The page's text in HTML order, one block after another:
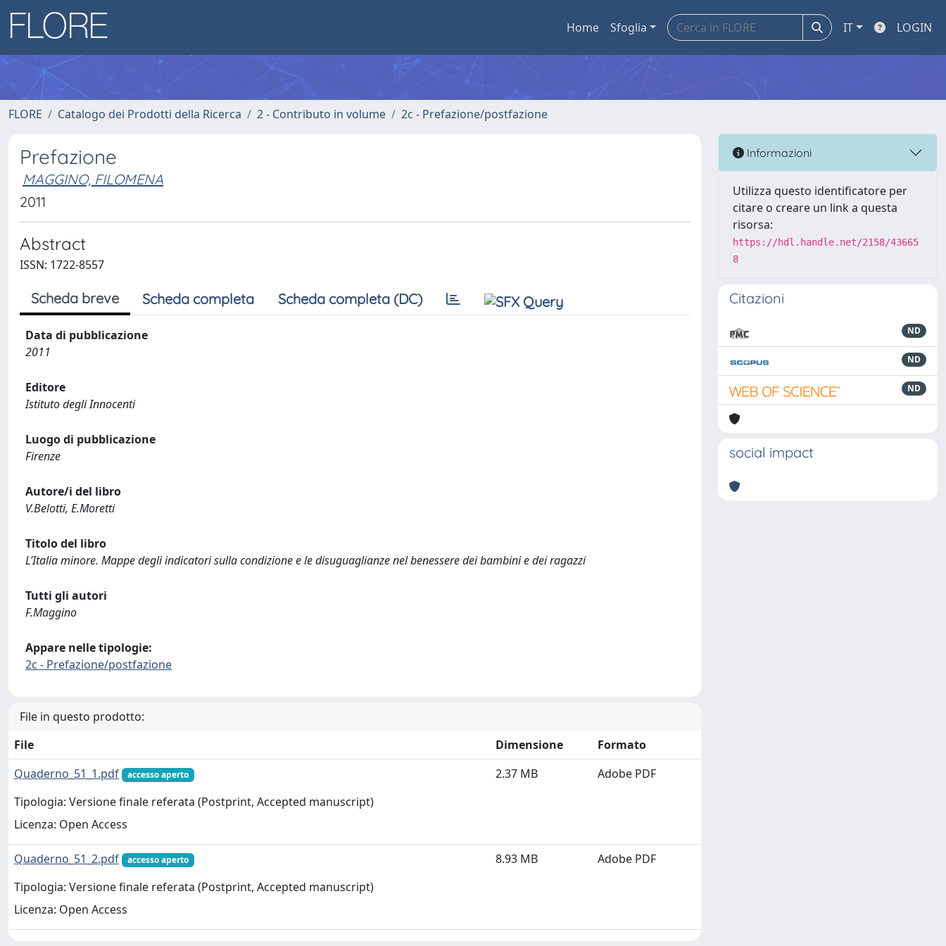
Home Sfoglia IT LOGIN
FLORE Catalogo dei Prodotti della Ricerca 2 - Contributo in volume 2c - Prefazione/postfazione
Prefazione
MAGGINO, FILOMENA
2011
Abstract
ISSN: 1722-8557
Scheda breve Scheda completa Scheda completa (DC)
Data di pubblicazione
2011
Editore
Istituto degli Innocenti
Luogo di pubblicazione
Firenze
Autore/i del libro
V.Belotti, E.Moretti
Titolo del libro
L’Italia minore. Mappe degli indicatori sulla condizione e le disuguaglianze nel benessere dei bambini e dei ragazzi
Tutti gli autori
F.Maggino
Appare nelle tipologie:
2c - Prefazione/postfazione
File in questo prodotto:
File
Dimensione
Formato
Quaderno_51_1.pdf
accesso aperto
Tipologia: Versione finale referata (Postprint, Accepted manuscript)
Licenza: Open Access
2.37 MB Adobe PDF
Quaderno_51_2.pdf accesso aperto
Tipologia: Versione finale referata (Postprint, Accepted manuscript)
Licenza: Open Access
8.93 MB Adobe PDF
Informazioni
Utilizza questo identificatore per
citare o creare un link a questa
risorsa:
https://hdl.handle.net/2158/43665
8
Citazioni
ND
ND
ND
social impact